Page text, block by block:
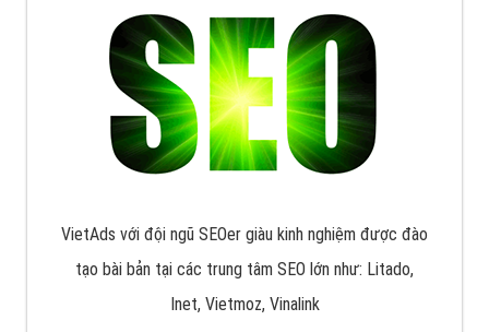
VietAds với đội ngũ SEOer giàu kinh nghiệm được đào
tạo bài bản tại các trung tâm SEO lớn như: Litado,
Inet, Vietmoz, Vinalink